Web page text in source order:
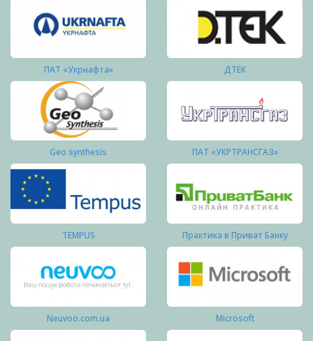
ПАТ «Укрнафта» ДТЕК
Geo synthesis ПАТ «УКРТРАНСГАЗ»
TEMPUS Практика в Приват Банку
Neuvoo.com.ua Microsoft